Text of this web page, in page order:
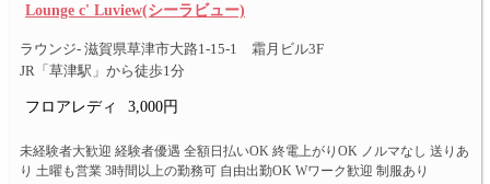
Lounge c' Luview(シーラビュー)
ラウンジ- 滋賀県草津市大路1-15-1 霜月ビル3F
JR「草津駅」から徒歩1分
フロアレディ 3,000円
未経験者大歓迎 経験者優遇 全額日払いOK 終電上がりOK ノルマなし 送りあ
り 土曜も営業 3時間以上の勤務可 自由出勤OK Wワーク歓迎 制服あり